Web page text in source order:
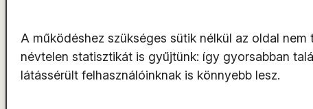
A működéshez szükséges sütik nélkül az oldal
névtelen statisztikát is gyűjtünk: így gyorsabban
látássérült felhasználóinknak is könnyebb lesz.
A tárhelyszolgáltató azINTEGRITY Kft.